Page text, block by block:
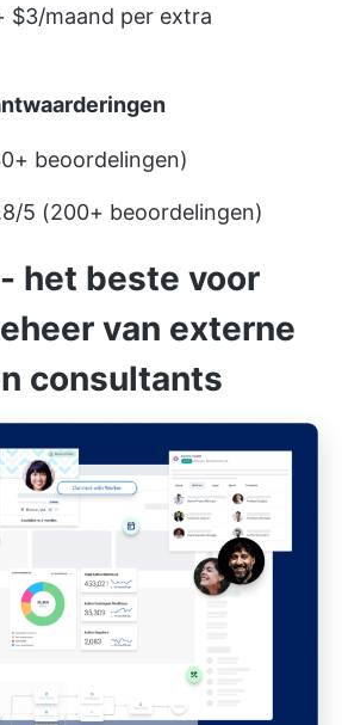
$3/maand per extra
beoordelingen)
5 (200+ beoordelingen)
het beste voor
van externe
consultants